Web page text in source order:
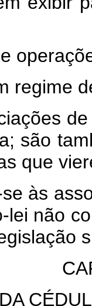
são
que
às
lei não
DA